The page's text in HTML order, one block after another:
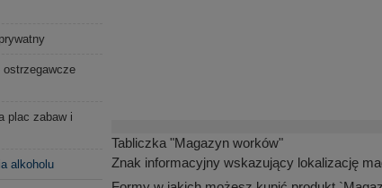
plac zabaw i
alkoholu
Tabliczka "Magazyn worków"
Znak informacyjny wskazujący lokalizację